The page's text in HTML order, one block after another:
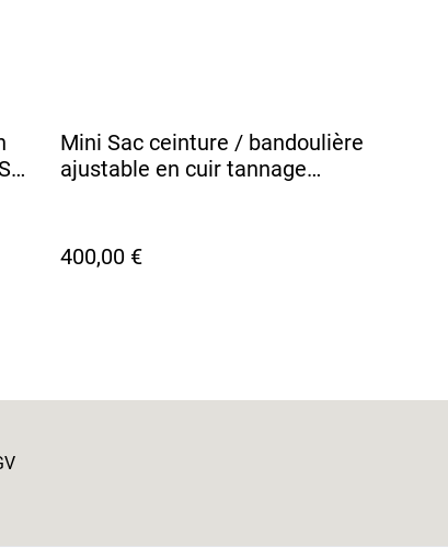
Mini Sac ceinture / bandoulière
ajustable en cuir tannage
400,00 €